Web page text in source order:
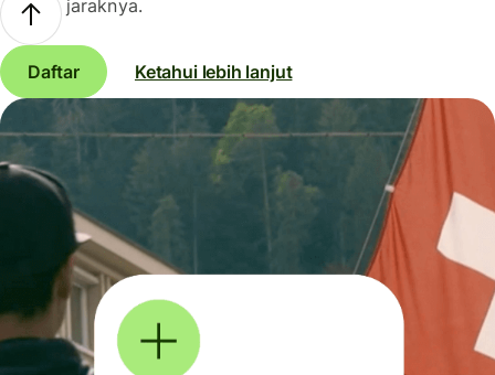
jaraknya.
Daftar Ketahui lebih lanjut